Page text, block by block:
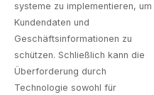
systeme zu implementieren, um
Kundendaten und
Geschäftsinformationen zu
schützen. Schließlich kann die
Überforderung durch
Technologie sowohl für